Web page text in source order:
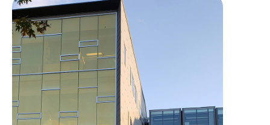
Université de Waterloo